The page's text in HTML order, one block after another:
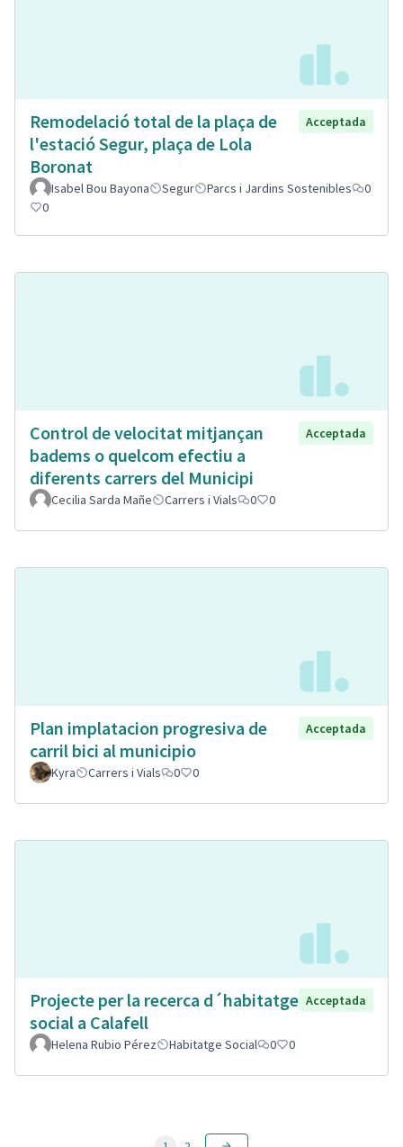
Remodelació total de la plaça de
l'estació Segur, plaça de Lola
Boronat
Acceptada
Isabel Bou Bayona Segur Parcs i Jardins Sostenibles
0
0
Control de velocitat mitjançan
badems o quelcom efectiu a
diferents carrers del Municipi
Acceptada
Cecilia Sarda Mañe Carrers i Vials 0 0
Plan implatacion progresiva de
carril bici al municipio
Acceptada
Kyra Carrers i Vials 0 0
Projecte per la recerca d´habitatge
social a Calafell
Acceptada
Helena Rubio Pérez Habitatge Social 0 0